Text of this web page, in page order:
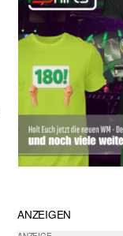
ANZEIGEN